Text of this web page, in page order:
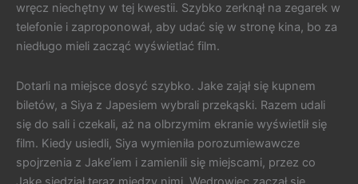
wręcz niechętny w tej kwestii. Szybko zerknął na zegarek w
telefonie i zaproponował, aby udać się w stronę kina, bo za
niedługo mieli zacząć wyświetlać film.
Dotarli na miejsce dosyć szybko. Jake zajął się kupnem
biletów, a Siya z Japesiem wybrali przekąski. Razem udali
się do sali i czekali, aż na olbrzymim ekranie wyświetlił się
film. Kiedy usiedli, Siya wymieniła porozumiewawcze
spojrzenia z Jake’iem i zamienili się miejscami, przez co